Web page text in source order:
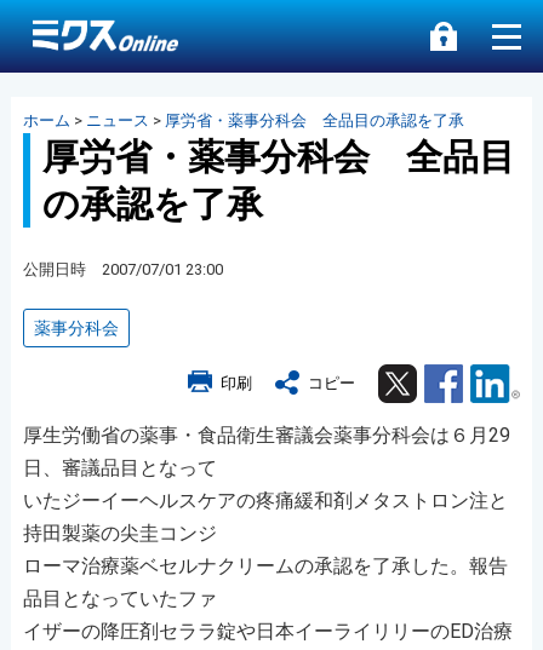
ホーム > ニュース > 厚労省・薬事分科会 全品目の承認を了承
厚労省・薬事分科会 全品目
の承認を了承
公開日時 2007/07/01 23:00
薬事分科会
印刷 コピー Twitter Facebook
厚生労働省の薬事・食品衛生審議会薬事分科会は６月29
日、審議品目となって
いたジーイーヘルスケアの疼痛緩和剤メタストロン注と
持田製薬の尖圭コンジ
ローマ治療薬ベセルナクリームの承認を了承した。報告
品目となっていたファ
イザーの降圧剤セララ錠や日本イーライリリーのED治療